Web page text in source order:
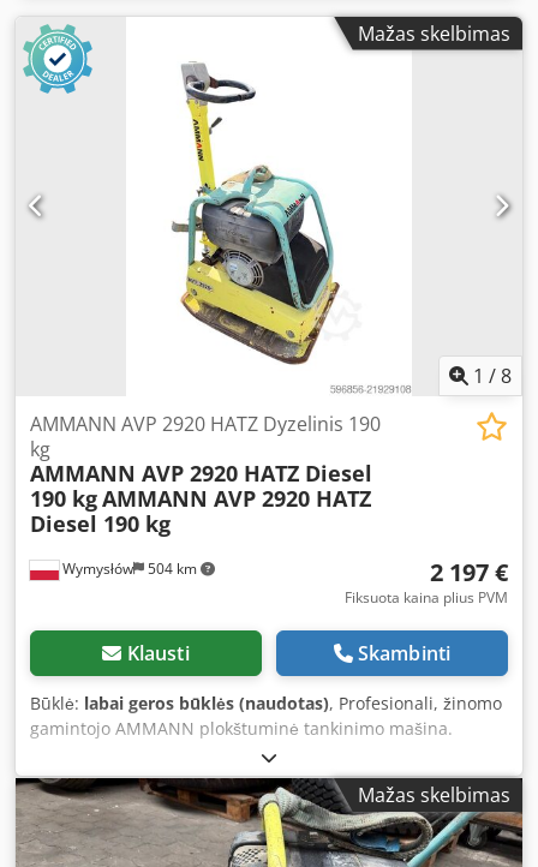
Mažas skelbimas
1 /8
Wymysłów 504 km
AMMANN AVP 2920 HATZ Dyzelinis 190
kg
AMMANN AVP 2920 HATZ Diesel
190 kgAMMANN AVP 2920 HATZ
Diesel 190 kg
2 197 €
Fiksuota kaina plius PVM
Klausti Skambinti
Būklė: labai geros būklės (naudotas), Profesionali, žinomo
gamintojo AMMANN plokštuminė tankinimo mašina.
Modelis AVP 2920 su patikimu HATZ dyzeliniu varikliu,
kurio galia 5 kW. Įrenginys skirtas profesionaliems trinkelių
klojimo, kelių darbams ir grunto, trinkelių, smėlio bei
asfalto tankinimui. Pilnai mechaninis įrenginys, tvirta
vokiška konstrukcija. Vizualinė būklė atitinka nuotraukas –
Mažas skelbimas